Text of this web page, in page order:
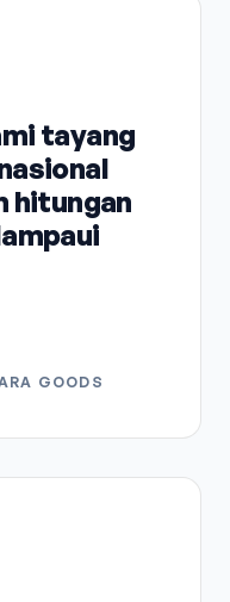
tayang
hitungan
GOODS